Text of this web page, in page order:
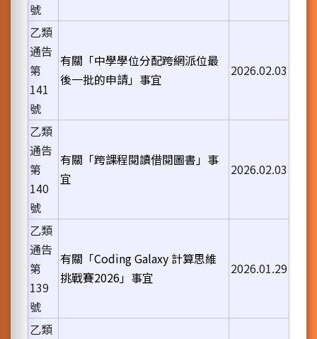
號
乙類
通告
第
141
號
有關「中學學位分配跨網派位最
後一批的申請」事宜
2026.02.03
乙類
通告
第
140
號
有關「跨課程閱讀借閱圖書」事
宜
2026.02.03
乙類
通告
第
139
號
有關「Coding Galaxy 計算思維
挑戰賽2026」事宜
2026.01.29
乙類